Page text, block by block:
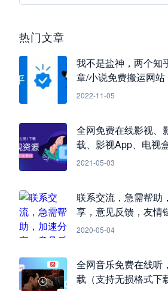
热门文章
我不是盐神，两个知
章/小说免费搬运网站
知乎小说
2022-11-05
全网免费在线影视、
载、影视App、电视
2021-05-03
联系交流，急需帮助
享，意见反馈，友情
2020-05-04
全网音乐免费在线听
载（支持无损格式下